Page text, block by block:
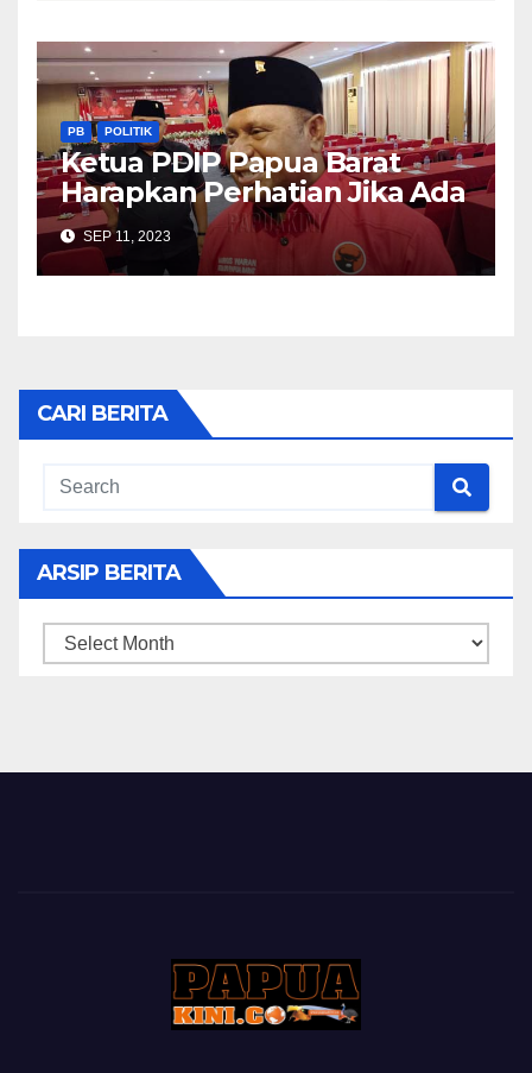
PB POLITIK
Ketua PDIP Papua Barat
Harapkan Perhatian Jika Ada
Usulan Pergantian Penjabat
Gubernur
SEP 11, 2023
CARI BERITA
ARSIP BERITA
ARSIP